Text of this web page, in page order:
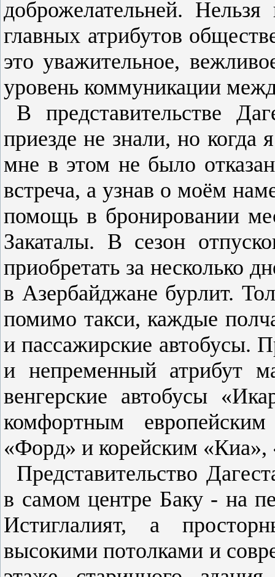
доброжелательней.
главных атрибутов
это уважительное,
уровень коммуникации
В представительстве
приезде не знали, но когда
мне в этом не было
встреча, а узнав о моём
помощь в бронировании
Закаталы. В сезон
приобретать за несколько
в Азербайджане бурлит.
помимо такси, каждые
и пассажирские автобусы.
и непременный атрибут
венгерские автобусы
комфортным
«Форд» и корейским «Киа»,
Представительство
в самом центре Баку - на
Истиглалият, а
высокими потолками и